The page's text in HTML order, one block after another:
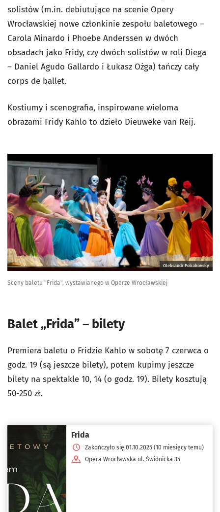
solistów (m.in. debiutujące na scenie Opery
Wrocławskiej nowe członkinie zespołu baletowego –
Carola Minardo i Phoebe Anderssen w dwóch
obsadach jako Fridy, czy dwóch solistów w roli Diega
– Daniel Agudo Gallardo i Łukasz Ożga) tańczy cały
corps de ballet.
Kostiumy i scenografia, inspirowane wieloma
obrazami Fridy Kahlo to dzieło Dieuweke van Reij.
Oleksandr Poliakovsky
Sceny baletu "Frida", wystawianego w Operze Wrocławskiej
Balet „Frida” – bilety
Premiera baletu o Fridzie Kahlo w sobotę 7 czerwca o
godz. 19 (są jeszcze bilety), potem kupimy jeszcze
bilety na spektakle 10, 14 (o godz. 19). Bilety kosztują
50-250 zł.
Frida
Zakończyło się 01.10.2025 (10 miesięcy temu)
Opera Wrocławska ul. Świdnicka 35